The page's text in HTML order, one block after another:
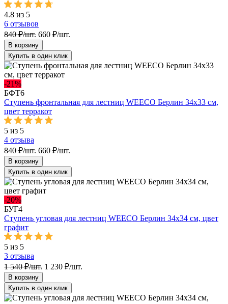
4.8 из 5
6 отзывов
840 ₽/шт. 660 ₽/шт.
В корзину
Купить в один клик
-21%
БФТ6
Ступень фронтальная для лестниц WEECO Берлин 34х33 cм,
цвет терракот
5 из 5
4 отзыва
840 ₽/шт. 660 ₽/шт.
В корзину
Купить в один клик
-20%
БУГ4
Ступень угловая для лестниц WEECO Берлин 34х34 см, цвет
графит
5 из 5
3 отзыва
1 540 ₽/шт. 1 230 ₽/шт.
В корзину
Купить в один клик